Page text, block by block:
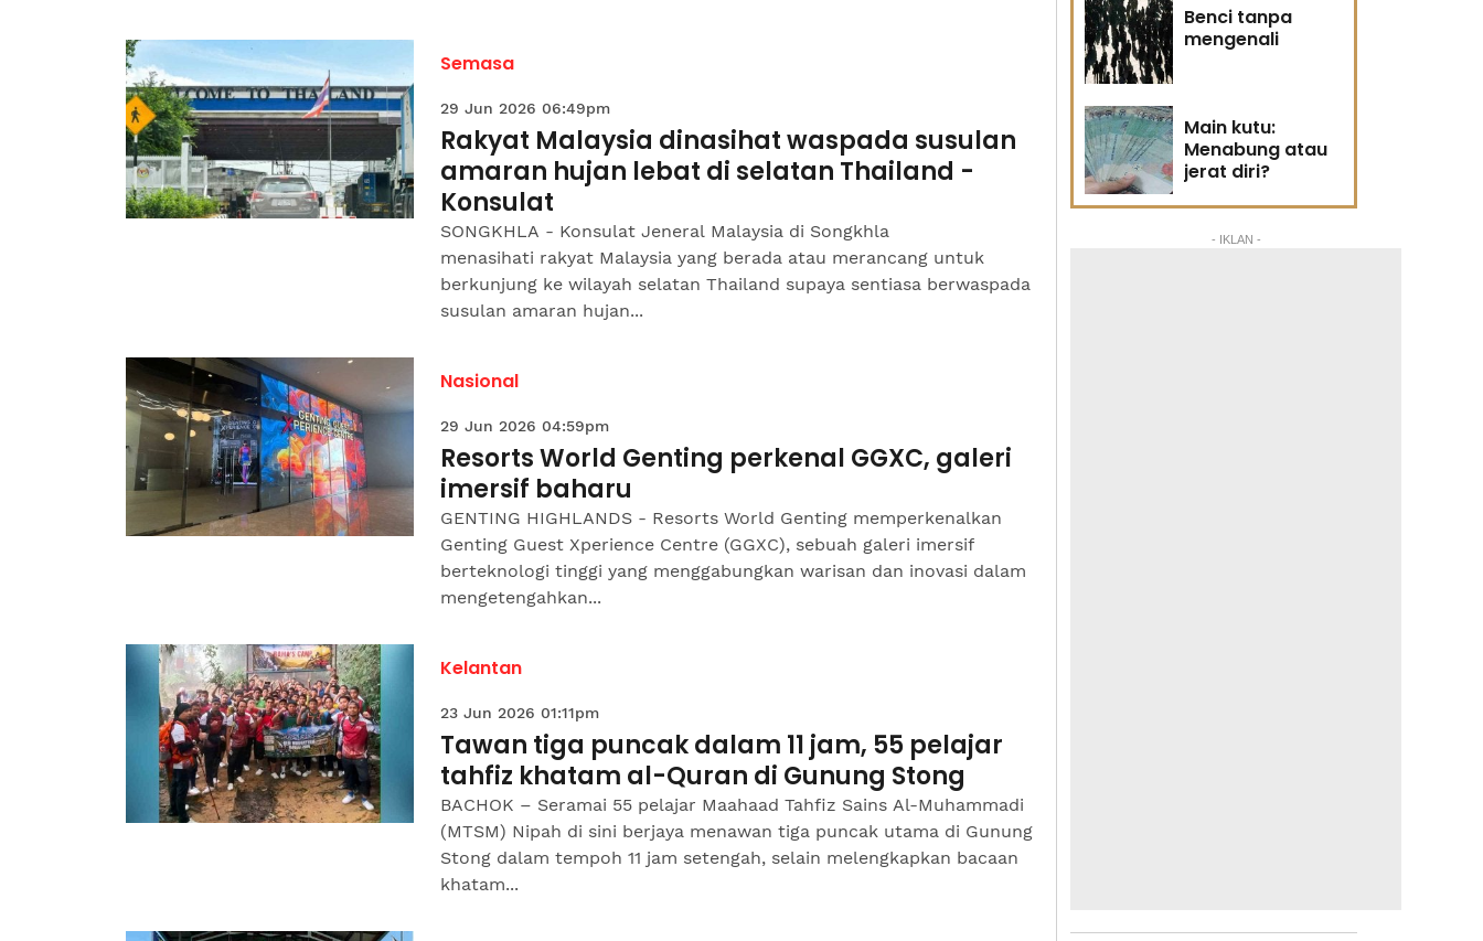
Semasa
29 Jun 2026 06:49pm
Rakyat Malaysia dinasihat waspada susulan
amaran hujan lebat di selatan Thailand -
Konsulat
SONGKHLA - Konsulat Jeneral Malaysia di Songkhla
menasihati rakyat Malaysia yang berada atau merancang untuk
berkunjung ke wilayah selatan Thailand supaya sentiasa berwaspada
susulan amaran hujan...
Nasional
29 Jun 2026 04:59pm
Resorts World Genting perkenal GGXC, galeri
imersif baharu
GENTING HIGHLANDS - Resorts World Genting memperkenalkan
Genting Guest Xperience Centre (GGXC), sebuah galeri imersif
berteknologi tinggi yang menggabungkan warisan dan inovasi dalam
mengetengahkan...
Kelantan
23 Jun 2026 01:11pm
Tawan tiga puncak dalam 11 jam, 55 pelajar
tahfiz khatam al-Quran di Gunung Stong
BACHOK – Seramai 55 pelajar Maahaad Tahfiz Sains Al-Muhammadi
(MTSM) Nipah di sini berjaya menawan tiga puncak utama di Gunung
Stong dalam tempoh 11 jam setengah, selain melengkapkan bacaan
khatam...
Benci tanpa
mengenali
Main kutu:
Menabung atau
jerat diri?
- IKLAN -